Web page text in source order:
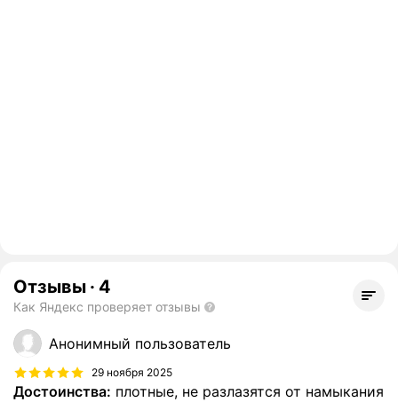
Отзывы · 4
Как Яндекс проверяет отзывы
Анонимный пользователь
29 ноября 2025
Достоинства: плотные, не разлазятся от намыкания